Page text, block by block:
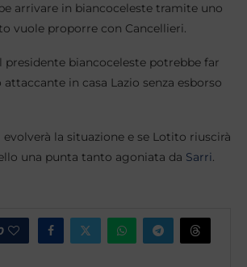
arrivare in biancoceleste tramite uno
vuole proporre con Cancellieri.
presidente biancoceleste potrebbe far
in casa Lazio senza esborso
la situazione e se Lotito riuscirà
una punta tanto agoniata da Sarri.